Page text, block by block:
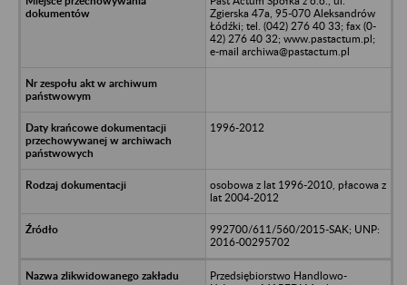
Zgierska 47a, 95-070 Aleksandrów
Łódźki; tel. (042) 276 40 33; fax (0-
42) 276 40 32; www.pastactum.pl;
e-mail archiwa@pastactum.pl
1996-2012
osobowa z lat 1996-2010, płacowa z
lat 2004-2012
992700/611/560/2015-SAK; UNP:
2016-00295702
Przedsiębiorstwo Handlowo-